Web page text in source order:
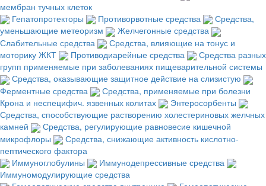
мембран тучных клеток
Гепатопротекторы
Противорвотные средства
Средства,
уменьшающие метеоризм
Желчегонные средства
Слабительные средства
Средства, влияющие на тонус и
моторику ЖКТ
Противодиарейные средства
Средства разных
групп применяемые при заболеваниях пищеварительной системы
Средства, оказывающие защитное действие на слизистую
Ферментные средства
Средства, применяемые при болезни
Крона и неспецифич. язвенных колитах
Энтеросорбенты
Средства, способствующие растворению холестериновых желчных
камней
Средства, регулирующие равновесие кишечной
микрофлоры
Средства, снижающие активность кислотно-
пептического фактора
Иммуноглобулины
Иммунодепрессивные средства
Иммуномодулирующие средства